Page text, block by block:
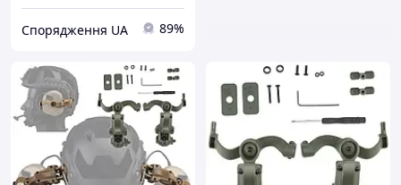
Спорядження UA 89%